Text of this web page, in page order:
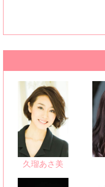
久瑠あさ美